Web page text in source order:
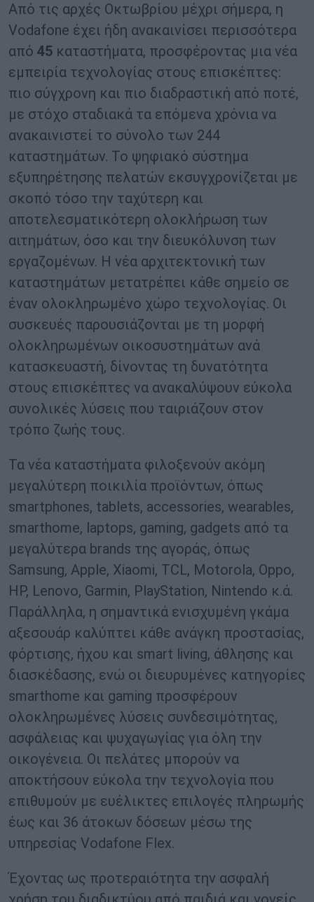
Από τις αρχές Οκτωβρίου μέχρι σήμερα, η
Vodafone έχει ήδη ανακαινίσει περισσότερα
από 45 καταστήματα, προσφέροντας μια νέα
εμπειρία τεχνολογίας στους επισκέπτες:
πιο σύγχρονη και πιο διαδραστική από ποτέ,
με στόχο σταδιακά τα επόμενα χρόνια να
ανακαινιστεί το σύνολο των 244
καταστημάτων. Το ψηφιακό σύστημα
εξυπηρέτησης πελατών εκσυγχρονίζεται με
σκοπό τόσο την ταχύτερη και
αποτελεσματικότερη ολοκλήρωση των
αιτημάτων, όσο και την διευκόλυνση των
εργαζομένων. Η νέα αρχιτεκτονική των
καταστημάτων μετατρέπει κάθε σημείο σε
έναν ολοκληρωμένο χώρο τεχνολογίας. Οι
συσκευές παρουσιάζονται με τη μορφή
ολοκληρωμένων οικοσυστημάτων ανά
κατασκευαστή, δίνοντας τη δυνατότητα
στους επισκέπτες να ανακαλύψουν εύκολα
συνολικές λύσεις που ταιριάζουν στον
τρόπο ζωής τους.
Τα νέα καταστήματα φιλοξενούν ακόμη
μεγαλύτερη ποικιλία προϊόντων, όπως
smartphones, tablets, accessories, wearables,
smarthome, laptops, gaming, gadgets από τα
μεγαλύτερα brands της αγοράς, όπως
Samsung, Apple, Xiaomi, TCL, Motorola, Oppo,
HP, Lenovo, Garmin, PlayStation, Nintendo κ.ά.
Παράλληλα, η σημαντικά ενισχυμένη γκάμα
αξεσουάρ καλύπτει κάθε ανάγκη προστασίας,
φόρτισης, ήχου και smart living, άθλησης και
διασκέδασης, ενώ οι διευρυμένες κατηγορίες
smarthome και gaming προσφέρουν
ολοκληρωμένες λύσεις συνδεσιμότητας,
ασφάλειας και ψυχαγωγίας για όλη την
οικογένεια. Οι πελάτες μπορούν να
αποκτήσουν εύκολα την τεχνολογία που
επιθυμούν με ευέλικτες επιλογές πληρωμής
έως και 36 άτοκων δόσεων μέσω της
υπηρεσίας Vodafone Flex.
Έχοντας ως προτεραιότητα την ασφαλή